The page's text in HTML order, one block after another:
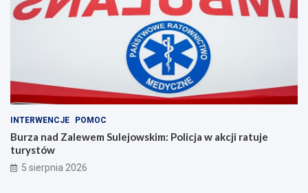
INTERWENCJE POMOC
Burza nad Zalewem Sulejowskim: Policja w akcji ratuje
turystów
5 sierpnia 2026